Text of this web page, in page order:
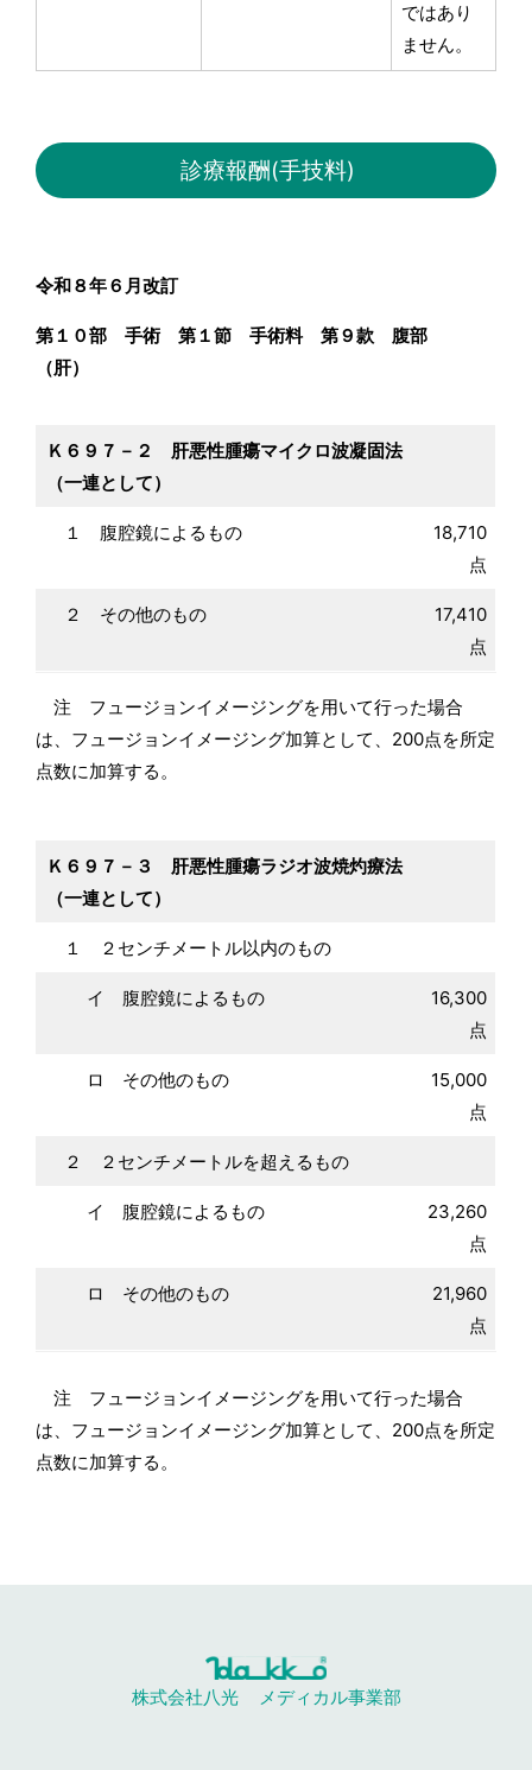
ではあり
ません。
診療報酬(手技料)
令和８年６月改訂
第１０部 手術 第１節 手術料 第９款 腹部
（肝）
Ｋ６９７－２ 肝悪性腫瘍マイクロ波凝固法
（一連として）
１ 腹腔鏡によるもの
18,710
点
２ その他のもの
17,410
点
注 フュージョンイメージングを用いて行った場合
は、フュージョンイメージング加算として、200点を所定
点数に加算する。
Ｋ６９７－３ 肝悪性腫瘍ラジオ波焼灼療法
（一連として）
１ ２センチメートル以内のもの
イ 腹腔鏡によるもの
16,300
点
ロ その他のもの
15,000
点
２ ２センチメートルを超えるもの
イ 腹腔鏡によるもの
23,260
点
ロ その他のもの
21,960
点
注 フュージョンイメージングを用いて行った場合
は、フュージョンイメージング加算として、200点を所定
点数に加算する。
株式会社八光 メディカル事業部